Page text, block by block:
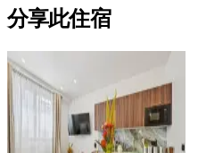
分享此住宿